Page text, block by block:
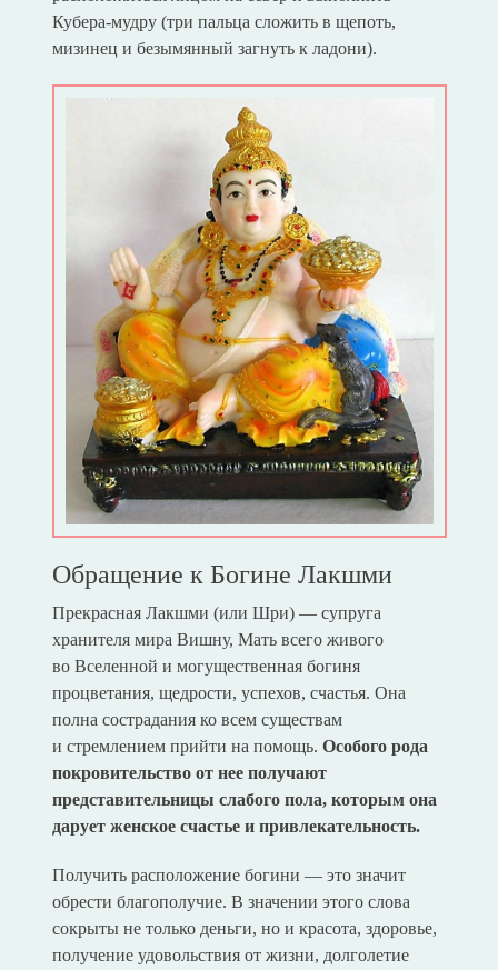
Кубера-мудру (три пальца сложить в щепоть,
мизинец и безымянный загнуть к ладони).
Обращение к Богине Лакшми
Прекрасная Лакшми (или Шри) — супруга
хранителя мира Вишну, Мать всего живого
во Вселенной и могущественная богиня
процветания, щедрости, успехов, счастья. Она
полна сострадания ко всем существам
и стремлением прийти на помощь. Особого рода
покровительство от нее получают
представительницы слабого пола, которым она
дарует женское счастье и привлекательность.
Получить расположение богини — это значит
обрести благополучие. В значении этого слова
сокрыты не только деньги, но и красота, здоровье,
получение удовольствия от жизни, долголетие